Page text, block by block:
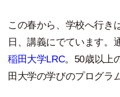
この春から、学校へ行き
日、講義にでています。
稲田大学LRC。50歳以上
田大学の学びのプログラ